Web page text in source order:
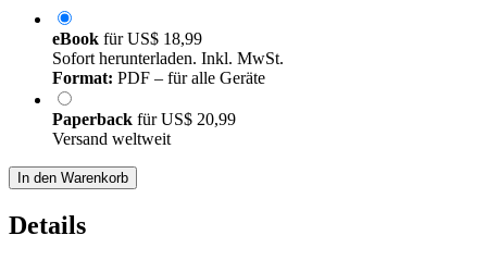
eBook fürUS$ 18,99
Sofort herunterladen. Inkl. MwSt.
Format: PDF – für alle Geräte
Paperback fürUS$ 20,99
Versand weltweit
In den Warenkorb
Details